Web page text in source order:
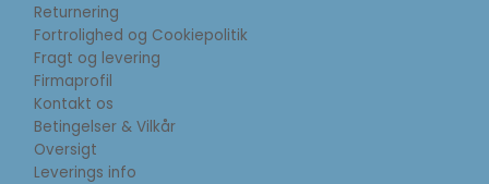
Returnering
Fortrolighed og Cookiepolitik
Fragt og levering
Firmaprofil
Kontakt os
Betingelser & Vilkår
Oversigt
Leverings info